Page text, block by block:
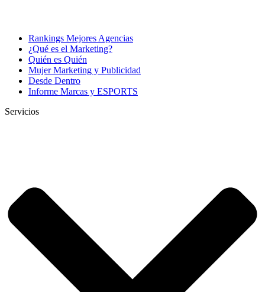
Rankings Mejores Agencias
¿Qué es el Marketing?
Quién es Quién
Mujer Marketing y Publicidad
Desde Dentro
Informe Marcas y ESPORTS
Servicios